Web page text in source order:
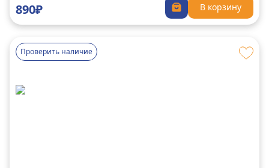
890₽ В корзину
Проверить наличие